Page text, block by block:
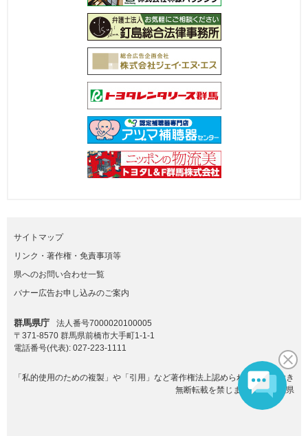
サイトマップ
リンク・著作権・免責事項等
県へのお問い合わせ一覧
バナー広告お申し込みのご案内
群馬県庁
法人番号7000020100005
〒371-8570 群馬県前橋市大手町1-1-1
電話番号(代表): 027-223-1111
「私的使用のための複製」や「引用」など著作権法上認められた場合を除き
無断転載を禁じます。(C)群馬県